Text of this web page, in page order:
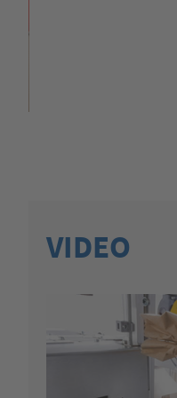
VIDEO